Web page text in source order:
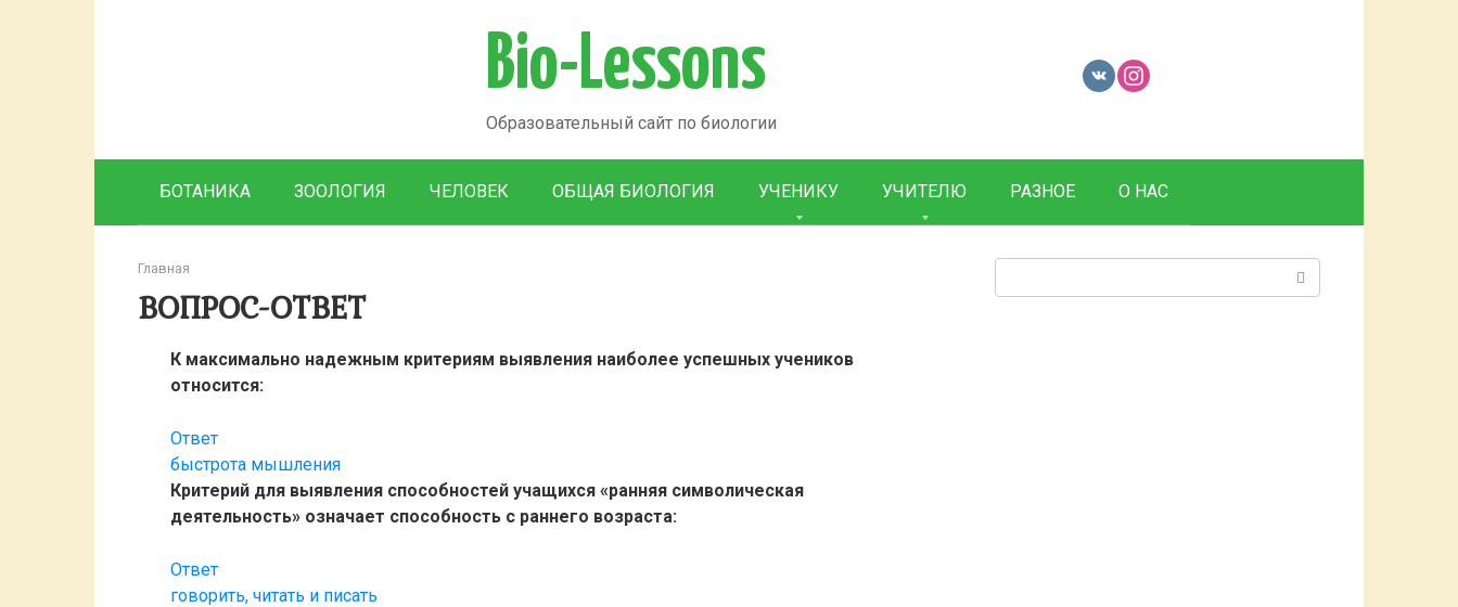
Bio-Lessons
Образовательный сайт по биологии
БОТАНИКА ЗООЛОГИЯ ЧЕЛОВЕК ОБЩАЯ БИОЛОГИЯ УЧЕНИКУ УЧИТЕЛЮ РАЗНОЕ О НАС
Главная
ВОПРОС-ОТВЕТ
К максимально надежным критериям выявления наиболее успешных учеников
относится:
Ответ
быстрота мышления
Критерий для выявления способностей учащихся «ранняя символическая
деятельность» означает способность с раннего возраста:
Ответ
говорить, читать и писать